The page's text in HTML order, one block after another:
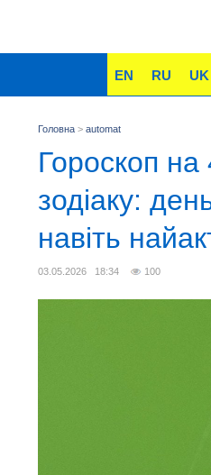
EN RU UK
Головна > automat
Гороскоп на
зодіаку:
навіть
03.05.2026 18:34 100